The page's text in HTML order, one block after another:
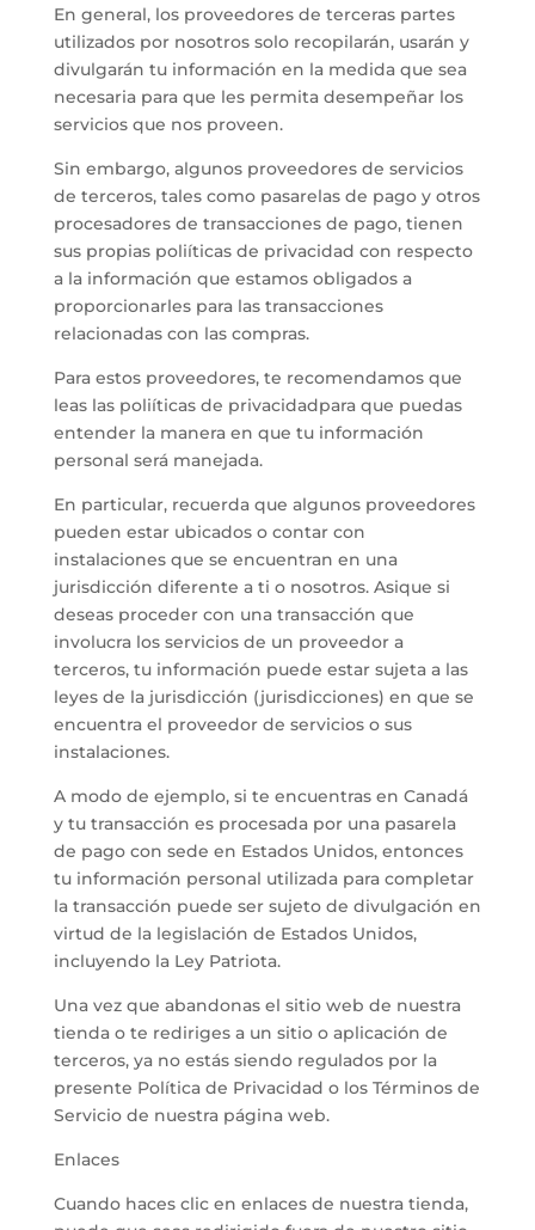
En general, los proveedores de terceras partes
utilizados por nosotros solo recopilarán, usarán y
divulgarán tu información en la medida que sea
necesaria para que les permita desempeñar los
servicios que nos proveen.
Sin embargo, algunos proveedores de servicios
de terceros, tales como pasarelas de pago y otros
procesadores de transacciones de pago, tienen
sus propias poliíticas de privacidad con respecto
a la información que estamos obligados a
proporcionarles para las transacciones
relacionadas con las compras.
Para estos proveedores, te recomendamos que
leas las poliíticas de privacidadpara que puedas
entender la manera en que tu información
personal será manejada.
En particular, recuerda que algunos proveedores
pueden estar ubicados o contar con
instalaciones que se encuentran en una
jurisdicción diferente a ti o nosotros. Asique si
deseas proceder con una transacción que
involucra los servicios de un proveedor a
terceros, tu información puede estar sujeta a las
leyes de la jurisdicción (jurisdicciones) en que se
encuentra el proveedor de servicios o sus
instalaciones.
A modo de ejemplo, si te encuentras en Canadá
y tu transacción es procesada por una pasarela
de pago con sede en Estados Unidos, entonces
tu información personal utilizada para completar
la transacción puede ser sujeto de divulgación en
virtud de la legislación de Estados Unidos,
incluyendo la Ley Patriota.
Una vez que abandonas el sitio web de nuestra
tienda o te rediriges a un sitio o aplicación de
terceros, ya no estás siendo regulados por la
presente Política de Privacidad o los Términos de
Servicio de nuestra página web.
Enlaces
Cuando haces clic en enlaces de nuestra tienda,